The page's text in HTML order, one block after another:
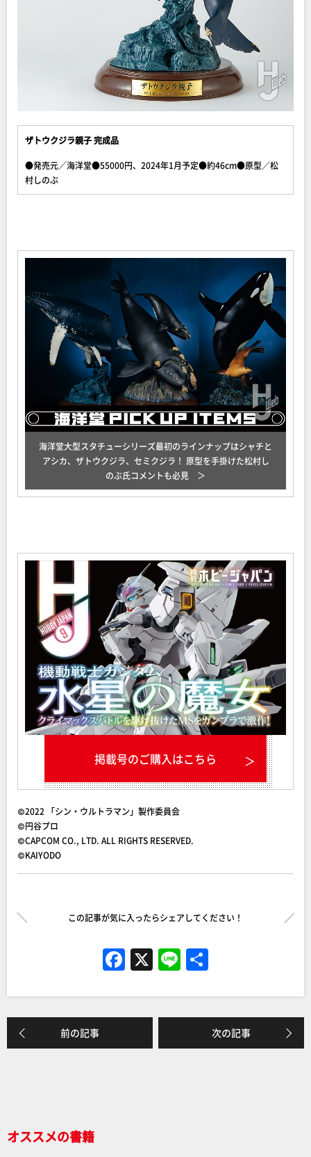
ザトウクジラ親子 完成品
●発売元／海洋堂●55000円、2024年1月予定●約46cm●原型／松
村しのぶ
海洋堂大型スタチューシリーズ最初のラインナップはシャチと
アシカ、ザトウクジラ、セミクジラ！ 原型を手掛けた松村し
のぶ氏コメントも必見
掲載号のご購入はこちら
©2022 「シン・ウルトラマン」製作委員会
©円谷プロ
©CAPCOM CO., LTD. ALL RIGHTS RESERVED.
©KAIYODO
この記事が気に入ったらシェアしてください！
F
c
e
b
X Li
e
前の記事 次の記事
オススメの書籍